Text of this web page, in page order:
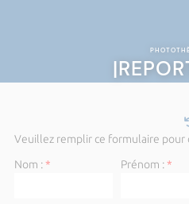
Veuillez remplir ce formulaire
Nom :* Prénom :*